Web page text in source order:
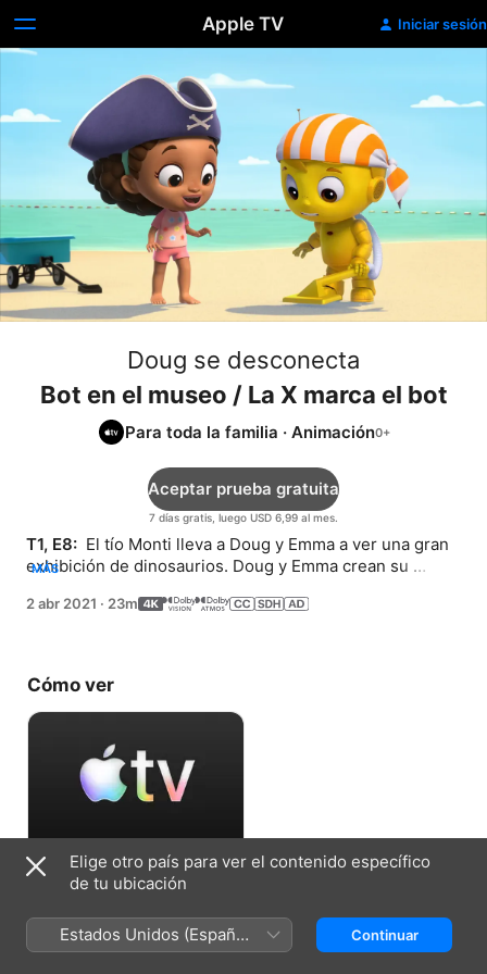
Apple TV Iniciar sesión
Doug se desconecta
Bot en el museo / La X marca el bot
Para toda la familia · Animación
7 días gratis, luego USD 6,99 al mes.
Aceptar prueba gratuita
T1, E8: El tío Monti lleva a Doug y Emma a ver una gran
exhibición de dinosaurios. Doug y Emma crean su
playa.
MÁS
2 abr 2021 · 23m
Cómo ver
Aceptar prueba gratuita
7 días gratis, luego USD 6,99 al mes.
Elige otro país para ver el contenido específico
de tu ubicación
Estados Unidos (Español
México)
Continuar